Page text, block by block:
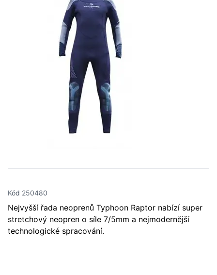
Kód 250480
Nejvyšší řada neoprenů Typhoon Raptor nabízí super
stretchový neopren o síle 7/5mm a nejmodernější
technologické spracování.